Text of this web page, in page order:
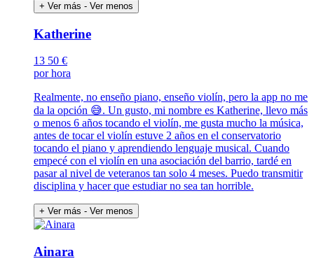
+ Ver más - Ver menos
Katherine
13 50 €
por hora
Realmente, no enseño piano, enseño violín, pero la app no me
da la opción 😅. Un gusto, mi nombre es Katherine, llevo más
o menos 6 años tocando el violín, me gusta mucho la música,
antes de tocar el violín estuve 2 años en el conservatorio
tocando el piano y aprendiendo lenguaje musical. Cuando
empecé con el violín en una asociación del barrio, tardé en
pasar al nivel de veteranos tan solo 4 meses. Puedo transmitir
disciplina y hacer que estudiar no sea tan horrible.
+ Ver más - Ver menos
Ainara